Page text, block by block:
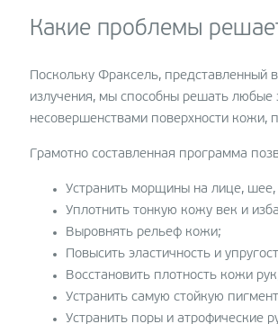
Какие проблемы
Поскольку Фраксель,
излучения, мы способны решать любые
несовершенствами поверхности кожи,
Грамотно составленная программа
Устранить морщины на лице, шее,
Уплотнить тонкую кожу век и
Выровнять рельеф кожи;
Повысить эластичность и
Восстановить плотность кожи
Устранить самую стойкую
Устранить поры и атрофические